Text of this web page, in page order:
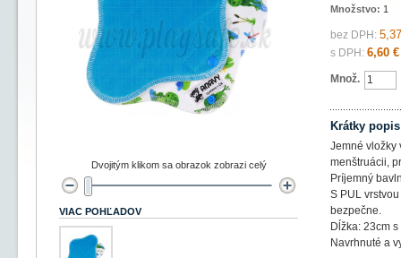
Množstvo: 1
bez DPH:
s DPH: 6,60 €
Množ.
Krátky popis
Jemné vložky
menštruácii,
Príjemný
S PUL
bezpečne.
Dĺžka: 23cm
Navrhnuté a
Dvojitým klikom sa obrazok zobrazi celý
VIAC POHĽADOV